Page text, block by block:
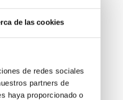
de las cookies
de redes sociales
partners de
haya proporcionado o